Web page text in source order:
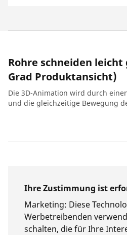
Rohre schneiden leicht
Grad Produktansicht)
Die 3D-Animation wird durch
und die gleichzeitige Bewegung
Ihre Zustimmung ist
Marketing: Diese
Werbetreibenden
schalten, die für Ihre